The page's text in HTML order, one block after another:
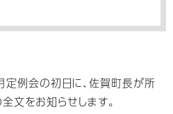
例会の初日に、佐賀町長が所
文をお知らせします。